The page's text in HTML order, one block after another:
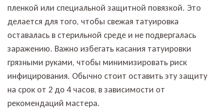
пленкой или специальной защитной повязкой. Это
делается для того, чтобы свежая татуировка
оставалась в стерильной среде и не подвергалась
заражению. Важно избегать касания татуировки
грязными руками, чтобы минимизировать риск
инфицирования. Обычно стоит оставить эту защиту
на срок от 2 до 4 часов, в зависимости от
рекомендаций мастера.